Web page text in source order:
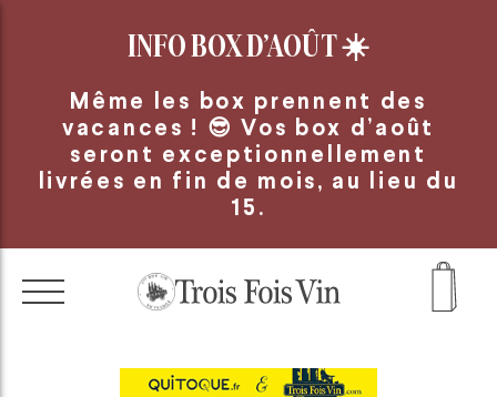
INFO BOX D’AOÛT☀️
Même les box prennent des
vacances ! 😎 Vos box d’août
seront exceptionnellement
livrées en fin de mois, au lieu du
15.